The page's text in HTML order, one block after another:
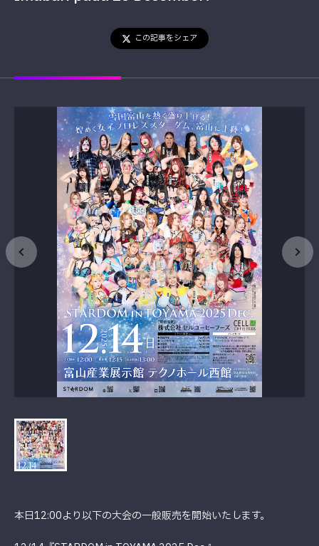
この記事をシェア
本日12:00より以下の大会の一般販売を開始いたします。